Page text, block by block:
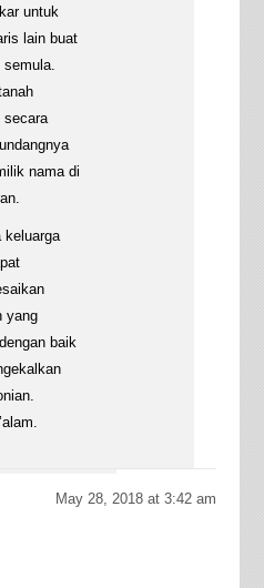
untuk
lain buat
semula.
secara
nama di
keluarga
yang
baik
May 28, 2018 at 3:42 am